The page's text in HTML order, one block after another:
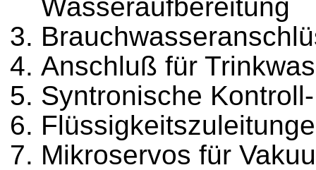
Wasseraufbereitung
Anschluß für
Syntronische
Mikroservos für